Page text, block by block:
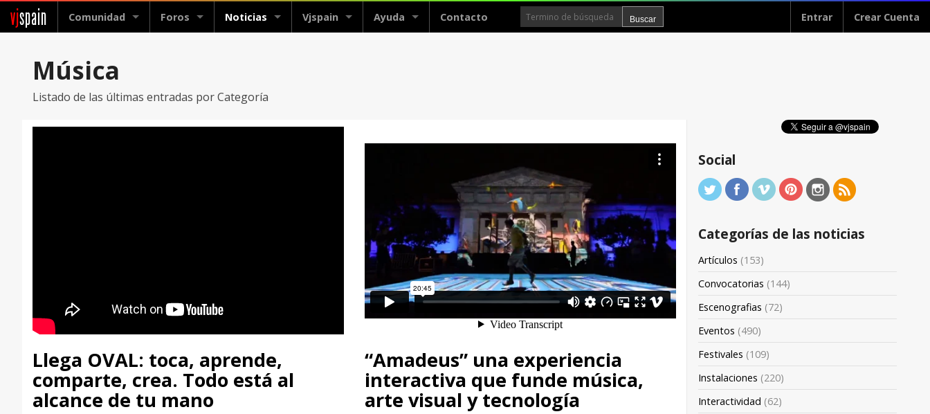
vjspain Comunidad Foros Noticias Vjspain Ayuda Contacto Entrar Crear Cuenta
Música
Listado de las últimas entradas por Categoría
Llega OVAL: toca, aprende,
comparte, crea. Todo está al
alcance de tu mano
“Amadeus” una experiencia
interactiva que funde música,
arte visual y tecnología
Social
Categorías de las noticias
Artículos (153)
Convocatorias (144)
Escenografias (72)
Eventos (490)
Festivales (109)
Instalaciones (220)
Interactividad (62)